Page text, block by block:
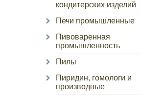
кондитерских изделий
Печи промышленные
Пивоваренная
промышленность
Пилы
Пиридин, гомологи и
производные